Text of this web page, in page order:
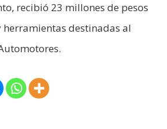
recibió 23 millones de pesos
destinadas al